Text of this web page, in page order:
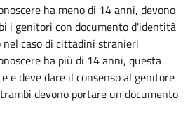
ha meno di 14 anni, devono
i genitori con documento d'identità
nel caso di cittadini stranieri
ha più di 14 anni, questa
e deve dare il consenso al genitore
devono portare un documento